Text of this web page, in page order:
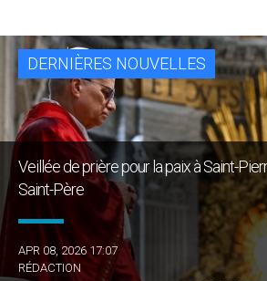
DERNIÈRES NOUVELLES
Veillée de prière pour la paix à Saint-
Saint-Père
APR 08, 2026 17:07
RÉDACTION